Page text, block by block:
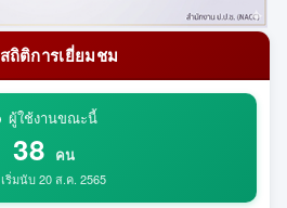
สถิติการเยี่ยมชม
ผู้ใช้งานขณะนี้
38 คน
เริ่มนับ 20 ส.ค. 2565